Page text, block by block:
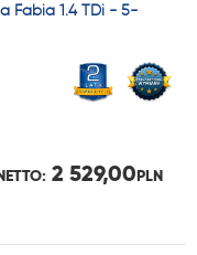
Fabia 1.4 TDi - 5-
2 529,00PLN